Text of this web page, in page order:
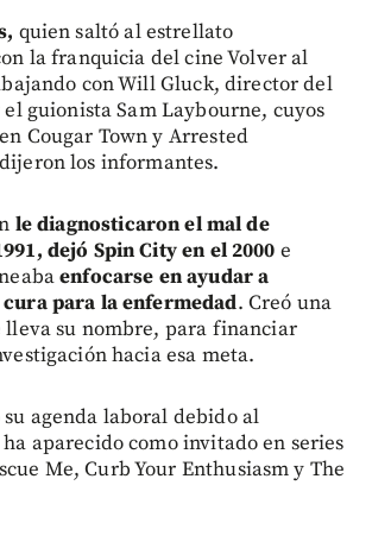
quien saltó al estrellato
la franquicia del cine Volver al
con Will Gluck, director del
guionista Sam Laybourne, cuyos
Cougar Town y Arrested
los informantes.
le diagnosticaron el mal de
dejó Spin City en el 2000 e
enfocarse en ayudar a
para la enfermedad. Creó una
lleva su nombre, para financiar
hacia esa meta.
agenda laboral debido al
aparecido como invitado en series
Me, Curb Your Enthusiasm y The